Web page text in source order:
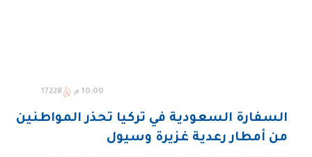
10:00 م 17228
السفارة السعودية في تركيا تحذر المواطنين
من أمطار رعدية غزيرة وسيول